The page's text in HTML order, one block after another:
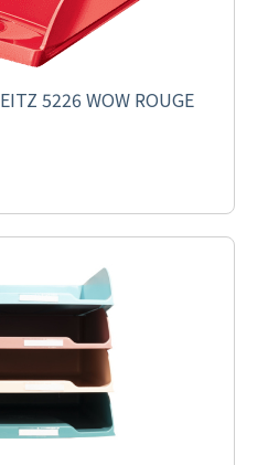
5226 WOW ROUGE